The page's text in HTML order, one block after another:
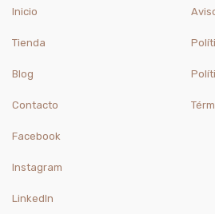
Inicio
Tienda
Blog
Contacto
Facebook
Instagram
LinkedIn